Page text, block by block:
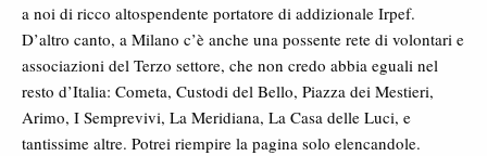
a noi di ricco altospendente portatore di addizionale Irpef.
D’altro canto, a Milano c’è anche una possente rete di volontari e
associazioni del Terzo settore, che non credo abbia eguali nel
resto d’Italia: Cometa, Custodi del Bello, Piazza dei Mestieri,
Arimo, I Semprevivi, La Meridiana, La Casa delle Luci, e
tantissime altre. Potrei riempire la pagina solo elencandole.